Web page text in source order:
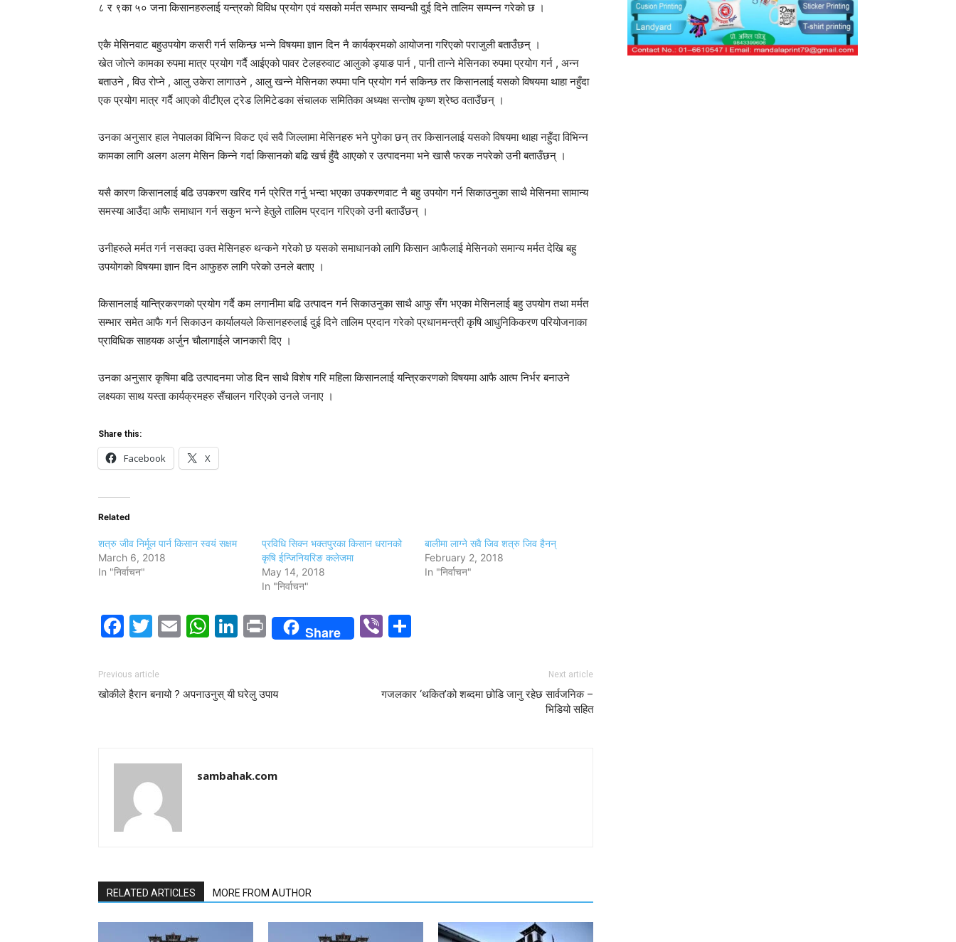
८ र ९का ५० जना किसानहरुलाई यन्त्रको विविध प्रयोग एवं यसको मर्मत सम्भार सम्वन्धी दुई दिने तालिम सम्पन्न गरेको छ ।
एकै मेसिनवाट बहुउपयोग कसरी गर्न सकिन्छ भन्ने विषयमा ज्ञान दिन नै कार्यक्रमको आयोजना गरिएको पराजुली बताउँछन् ।
खेत जोत्ने कामका रुपमा मात्र प्रयोग गर्दै आईएको पावर टेलहरुवाट आलुको ड्याङ पार्न , पानी तान्ने मेसिनका रुपमा प्रयोग गर्न , अन्न
बताउने , विउ रोप्ने , आलु उकेरा लागाउने , आलु खन्ने मेसिनका रुपमा पनि प्रयोग गर्न सकिन्छ तर किसानलाई यसको विषयमा थाहा नहुँदा
एक प्रयोग मात्र गर्दै आएको वीटीएल ट्रेड लिमिटेडका संचालक समितिका अध्यक्ष सन्तोष कृष्ण श्रेष्ठ वताउँछन् ।
उनका अनुसार हाल नेपालका विभिन्न विकट एवं सवै जिल्लामा मेसिनहरु भने पुगेका छन् तर किसानलाई यसको विषयमा थाहा नहुँदा विभिन्न
कामका लागि अलग अलग मेसिन किन्ने गर्दा किसानको बढि खर्च हुँदै आएको र उत्पादनमा भने खासै फरक नपरेको उनी बताउँछन् ।
यसै कारण किसानलाई बढि उपकरण खरिद गर्न प्रेरित गर्नु भन्दा भएका उपकरणवाट नै बहु उपयोग गर्न सिकाउनुका साथै मेसिनमा सामान्य
समस्या आउँदा आफै समाधान गर्न सकुन भन्ने हेतुले तालिम प्रदान गरिएको उनी बताउँछन् ।
उनीहरुले मर्मत गर्न नसक्दा उक्त मेसिनहरु थन्कने गरेको छ यसको समाधानको लागि किसान आफैलाई मेसिनको समान्य मर्मत देखि बहु
उपयोगको विषयमा ज्ञान दिन आफुहरु लागि परेको उनले बताए ।
किसानलाई यान्त्रिकरणको प्रयोग गर्दै कम लगानीमा बढि उत्पादन गर्न सिकाउनुका साथै आफु सँग भएका मेसिनलाई बहु उपयोग तथा मर्मत
सम्भार समेत आफै गर्न सिकाउन कार्यालयले किसानहरुलाई दुई दिने तालिम प्रदान गरेको प्रधानमन्त्री कृषि आधुनिकिकरण परियोजनाका
प्राविधिक साहयक अर्जुन चौलागाईले जानकारी दिए ।
उनका अनुसार कृषिमा बढि उत्पादनमा जोड दिन साथै विशेष गरि महिला किसानलाई यन्त्रिकरणको विषयमा आफै आत्म निर्भर बनाउने
लक्ष्यका साथ यस्ता कार्यक्रमहरु सँचालन गरिएको उनले जनाए ।
Share this:
Facebook X
Related
शत्रु जीव निर्मूल पार्न किसान स्वयं सक्षम
March 6, 2018
In "निर्वाचन"
प्रविधि सिक्न भक्तपुरका किसान धरानको
कृषि ईन्जिनियरिङ कलेजमा
May 14, 2018
In "निर्वाचन"
बालीमा लाग्ने सवै जिव शत्रु जिव हैनन्
February 2, 2018
In "निर्वाचन"
Facebook
Twitter
EmailWhatsApp
LinkedIn
PrintShare Viber
Previous article
खोकीले हैरान बनायो ? अपनाउनुस् यी घरेलु उपाय
Next article
गजलकार ‘थकित’को शब्दमा छोडि जानु रहेछ सार्वजनिक –
भिडियो सहित
sambahak.com
RELATED ARTICLES MORE FROM AUTHOR